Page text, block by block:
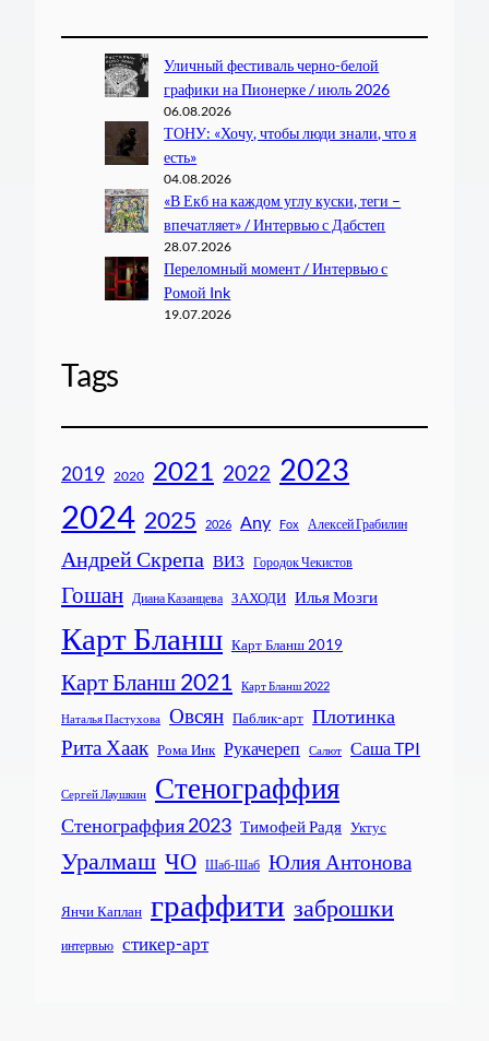
Уличный фестиваль черно-белой
графики на Пионерке / июль 2026
06.08.2026
ТОНУ: «Хочу, чтобы люди знали, что я
есть»
04.08.2026
«В Екб на каждом углу куски, теги –
впечатляет» / Интервью с Дабстеп
28.07.2026
Переломный момент / Интервью с
Ромой Ink
19.07.2026
Tags
2019 2020 2021 2022 2023
2024 2025 2026 Any Fox Алексей Грабилин
Андрей Скрепа ВИЗ Городок Чекистов
Гошан Диана Казанцева ЗАХОДИ Илья Мозги
Карт Бланш Карт Бланш 2019
Карт Бланш 2021 Карт Бланш 2022
Наталья Пастухова Овсян Паблик-арт Плотинка
Рита Хаак Рома Инк Рукачереп Салют Саша TPI
Сергей Лаушкин Стенограффия
Стенограффия 2023 Тимофей Радя Уктус
Уралмаш ЧО Шаб-Шаб Юлия Антонова
Янчи Каплан граффити заброшки
интервью стикер-арт